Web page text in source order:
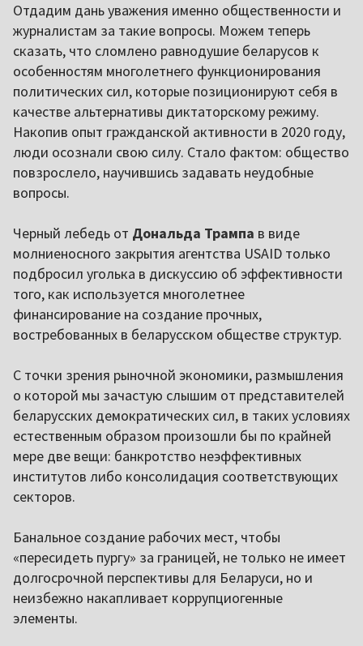
Отдадим дань уважения именно общественности и
журналистам за такие вопросы. Можем теперь
сказать, что сломлено равнодушие беларусов к
особенностям многолетнего функционирования
политических сил, которые позиционируют себя в
качестве альтернативы диктаторскому режиму.
Накопив опыт гражданской активности в 2020 году,
люди осознали свою силу. Стало фактом: общество
повзрослело, научившись задавать неудобные
вопросы.
Черный лебедь от Дональда Трампа в виде
молниеносного закрытия агентства USAID только
подбросил уголька в дискуссию об эффективности
того, как используется многолетнее
финансирование на создание прочных,
востребованных в беларусском обществе структур.
С точки зрения рыночной экономики, размышления
о которой мы зачастую слышим от представителей
беларусских демократических сил, в таких условиях
естественным образом произошли бы по крайней
мере две вещи: банкротство неэффективных
институтов либо консолидация соответствующих
секторов.
Банальное создание рабочих мест, чтобы
«пересидеть пургу» за границей, не только не имеет
долгосрочной перспективы для Беларуси, но и
неизбежно накапливает коррупциогенные
элементы.